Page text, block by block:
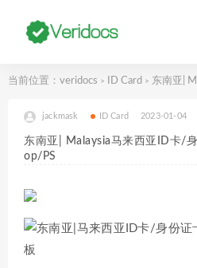
当前位置： veridocs > ID Card > 东南亚|
jackmask ID Card 2023-01-04
东南亚| Malaysia马来西亚ID卡/
op/PS